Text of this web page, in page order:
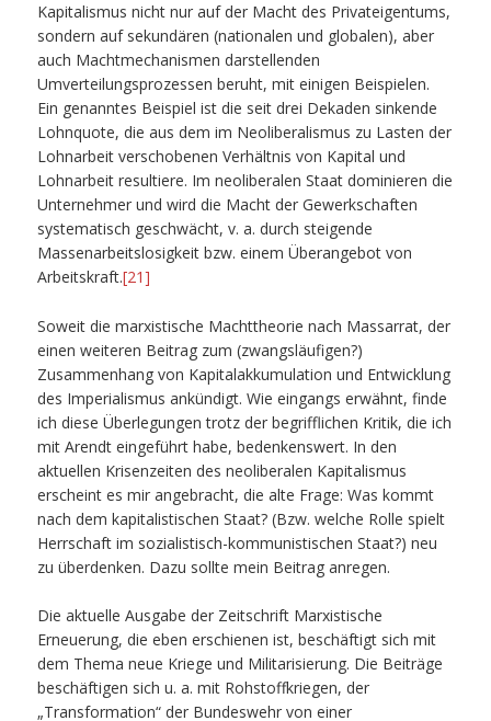
Kapitalismus nicht nur auf der Macht des Privateigentums,
sondern auf sekundären (nationalen und globalen), aber
auch Machtmechanismen darstellenden
Umverteilungsprozessen beruht, mit einigen Beispielen.
Ein genanntes Beispiel ist die seit drei Dekaden sinkende
Lohnquote, die aus dem im Neoliberalismus zu Lasten der
Lohnarbeit verschobenen Verhältnis von Kapital und
Lohnarbeit resultiere. Im neoliberalen Staat dominieren die
Unternehmer und wird die Macht der Gewerkschaften
systematisch geschwächt, v. a. durch steigende
Massenarbeitslosigkeit bzw. einem Überangebot von
Arbeitskraft.[21]
Soweit die marxistische Machttheorie nach Massarrat, der
einen weiteren Beitrag zum (zwangsläufigen?)
Zusammenhang von Kapitalakkumulation und Entwicklung
des Imperialismus ankündigt. Wie eingangs erwähnt, finde
ich diese Überlegungen trotz der begrifflichen Kritik, die ich
mit Arendt eingeführt habe, bedenkenswert. In den
aktuellen Krisenzeiten des neoliberalen Kapitalismus
erscheint es mir angebracht, die alte Frage: Was kommt
nach dem kapitalistischen Staat? (Bzw. welche Rolle spielt
Herrschaft im sozialistisch-kommunistischen Staat?) neu
zu überdenken. Dazu sollte mein Beitrag anregen.
Die aktuelle Ausgabe der Zeitschrift Marxistische
Erneuerung, die eben erschienen ist, beschäftigt sich mit
dem Thema neue Kriege und Militarisierung. Die Beiträge
beschäftigen sich u. a. mit Rohstoffkriegen, der
„Transformation“ der Bundeswehr von einer